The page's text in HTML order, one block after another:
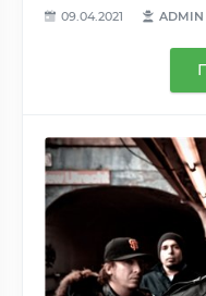
09.04.2021 ADMIN